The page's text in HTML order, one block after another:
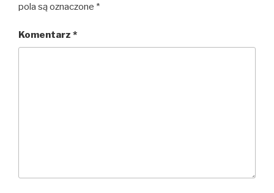
pola są oznaczone *
Komentarz *